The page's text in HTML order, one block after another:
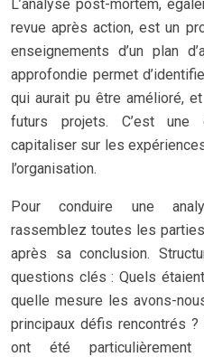
L’analyse post-mortem,
revue après action, est un
enseignements d’un plan
approfondie permet
qui aurait pu être amélioré,
futurs projets. C’est une
capitaliser sur les
l’organisation.
Pour conduire une
rassemblez toutes les
après sa conclusion.
questions clés : Quels
quelle mesure les avons-
principaux défis rencontrés
ont été